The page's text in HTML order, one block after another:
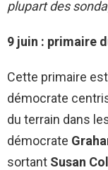
plupart des
9 juin : primaire
Cette primaire
démocrate
du terrain dans
démocrate
sortant Susan